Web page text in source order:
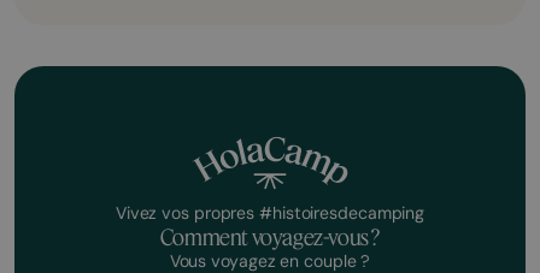
Vivez vos propres #histoiresdecamping
Comment voyagez-vous ?
Vous voyagez en couple ?